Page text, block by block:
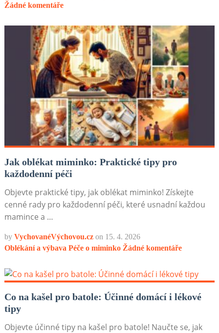
Žádné komentáře
Jak oblékat miminko: Praktické tipy pro
každodenní péči
Objevte praktické tipy, jak oblékat miminko! Získejte
cenné rady pro každodenní péči, které usnadní každou
mamince a …
by VychovanéVýchovou.cz on 15. 4. 2026
Oblékání a výbava Péče o miminko Žádné komentáře
Co na kašel pro batole: Účinné domácí i lékové
tipy
Objevte účinné tipy na kašel pro batole! Naučte se, jak